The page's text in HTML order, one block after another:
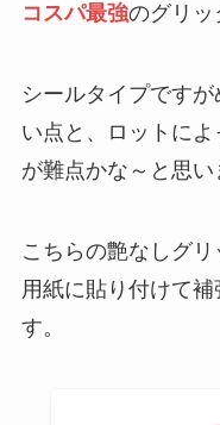
コスパ最強のグリッ
シールタイプです
い点と、ロットに
が難点かな～と思い
こちらの艶なしグ
用紙に貼り付けて
す。